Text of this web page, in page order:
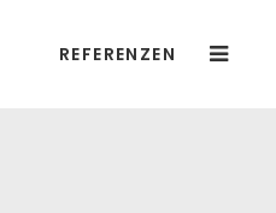
REFERENZEN